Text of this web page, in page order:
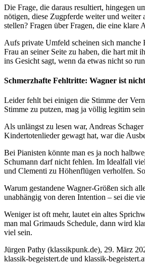
Die Frage, die daraus resultiert, hingegen
nötigen, diese Zugpferde weiter und weiter
stellen? Fragen über Fragen, die eine klare
Aufs private Umfeld scheinen sich manche
Frau an seiner Seite zu haben, die hart mit
ins Gesicht sagt, wenn da etwas nicht so
Schmerzhafte Fehltritte: Wagner ist
Leider fehlt bei einigen die Stimme der
Stimme zu putzen, mag ja völlig legitim
Als unlängst zu lesen war, Andreas
Kindertotenlieder gewagt hat, war die
Bei Pianisten könnte man es ja noch
Schumann darf nicht fehlen. Im Idealfall
und Clementi zu Höhenflügen verholfen.
Warum gestandene Wagner-Größen sich
unabhängig von deren Intention – sei die
Weniger ist oft mehr, lautet ein altes
man mal Grimauds Schedule, dann wird
viel sein.
Jürgen Pathy (klassikpunk.de), 29. März
klassik-begeistert.de und klassik-